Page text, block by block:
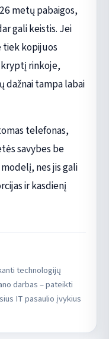
metų pabaigos,
gali keistis. Jei
tiek kopijuos
rinkoje,
tampa labai
telefonas,
savybes be
nes jis gali
ir kasdienį
technologijų
darbas – pateikti
IT pasaulio įvykius